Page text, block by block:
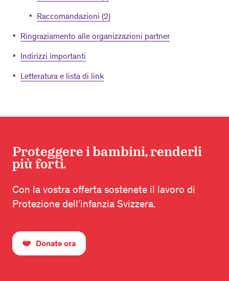
Raccomandazioni (2)
Ringraziamento alle organizzazioni partner
Indirizzi importanti
Letteratura e lista di link
Proteggere i bambini, renderli
più forti.
Con la vostra offerta sostenete il lavoro di
Protezione dell’infanzia Svizzera.
Donate ora